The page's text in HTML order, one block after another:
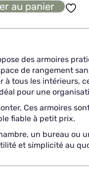
au panier
des armoires
de rangement
à tous les intérieurs,
pour une
Ces armoires
fiable à petit prix.
un bureau ou
et simplicité au